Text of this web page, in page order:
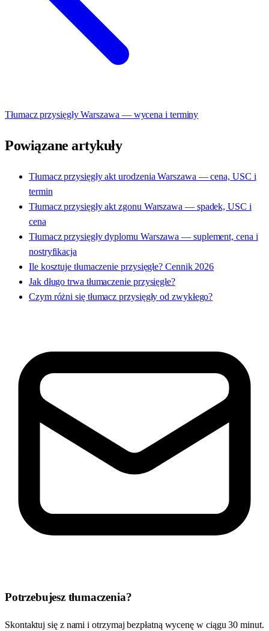
Tłumacz przysięgły Warszawa — wycena i terminy
Powiązane artykuły
Tłumacz przysięgły akt urodzenia Warszawa — cena, USC i
termin
Tłumacz przysięgły akt zgonu Warszawa — spadek, USC i
cena
Tłumacz przysięgły dyplomu Warszawa — suplement, cena i
nostryfikacja
Ile kosztuje tłumaczenie przysięgłe? Cennik 2026
Jak długo trwa tłumaczenie przysięgłe?
Czym różni się tłumacz przysięgły od zwykłego?
Potrzebujesz tłumaczenia?
Skontaktuj się z nami i otrzymaj bezpłatną wycenę w ciągu 30 minut.